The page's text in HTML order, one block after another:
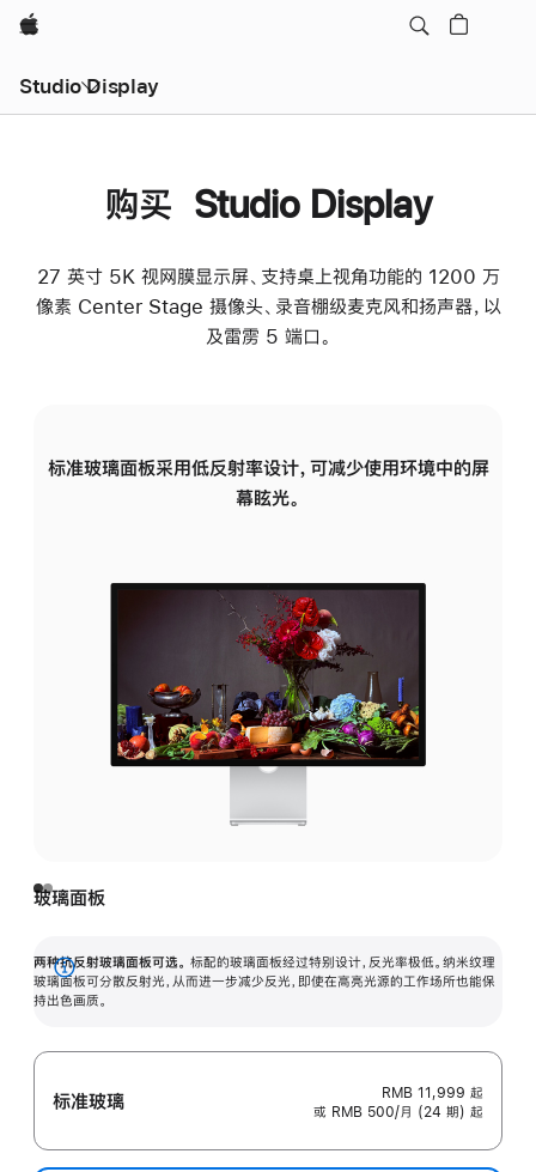
Apple
Studio Display
购买 Studio Display
27 英寸 5K 视网膜显示屏、支持桌上视角功能的 1200 万
像素 Center Stage 摄像头、录音棚级麦克风和扬声器，以
及雷雳 5 端口。
标准玻璃面板采用低反射率设计，可减少使用环境中的屏
幕眩光。
玻璃面板
两种抗反射玻璃面板可选。 标配的玻璃面板经过特别设计，反光率极低。纳米纹理
玻璃面板可分散反射光，从而进一步减少反光，即使在高亮光源的工作场所也能保
持出色画质。
展
开
标准玻璃 RMB 11,999 起
或 RMB 500/月 (24 期) 起